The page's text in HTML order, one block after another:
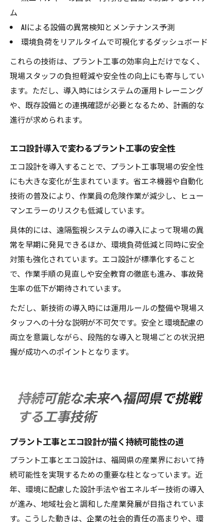
ム
AIによる設備の異常検知とメンテナンス予測
環境負荷をリアルタイムで可視化するダッシュボード
これらの技術は、プラント工事の効率向上だけでなく、
現場スタッフの負担軽減や安全性の向上にも寄与してい
ます。ただし、導入時にはシステムの運用トレーニング
や、既存設備との連携確認が必要となるため、計画的な
進行が求められます。
エコ設計導入で変わるプラント工事の安全性
エコ設計を導入することで、プラント工事現場の安全性
にも大きな変化が生まれています。省エネ機器や自動化
技術の普及により、作業員の危険作業が減少し、ヒュー
マンエラーのリスクも低減しています。
具体的には、遠隔監視システムの導入によって現場の異
常を早期に発見できるほか、環境負荷低減と同時に安全
対策も強化されています。エコ設計が標準化すること
で、作業手順の見直しや安全教育の徹底も進み、事故発
生率の低下が期待されています。
ただし、新技術の導入時には運用ルールの整備や現場ス
タッフへの十分な説明が不可欠です。安全と環境配慮の
両立を意識しながら、段階的な導入と現場ごとの状況把
握が成功へのポイントとなります。
持続可能な未来へ福岡県で挑戦
する工事技術
プラント工事とエコ設計が描く持続可能性の道
プラント工事とエコ設計は、福岡県の産業界において持
続可能性を実現するための重要な柱となっています。近
年、環境に配慮した設計手法や省エネルギー技術の導入
が進み、地域社会と調和した産業発展が目指されていま
す。こうした動きは、企業の社会的責任の高まりや、環